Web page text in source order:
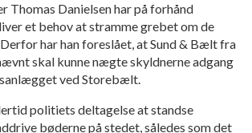
Thomas Danielsen har på forhånd
et behov at stramme grebet om de
har han foreslået, at Sund & Bælt fra
skal kunne nægte skyldnerne adgang
ved Storebælt.
politiets deltagelse at standse
bøderne på stedet, således som det